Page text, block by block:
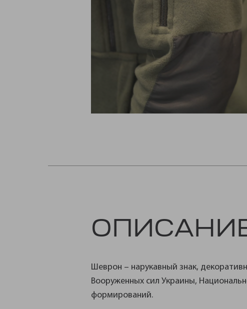
Шеврон – нарукавный знак,
Вооруженных сил Украины,
формирований.